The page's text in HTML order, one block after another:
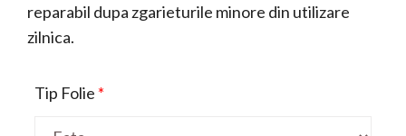
reparabil dupa zgarieturile minore din utilizare
zilnica.
Tip Folie *